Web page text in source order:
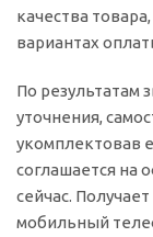
качества
вариантах
По результатам
уточнения,
укомплектовав
соглашается на
сейчас.
мобильный